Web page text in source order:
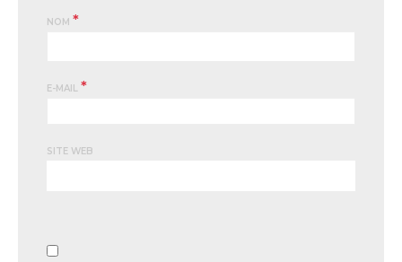
NOM *
E-MAIL *
SITE WEB